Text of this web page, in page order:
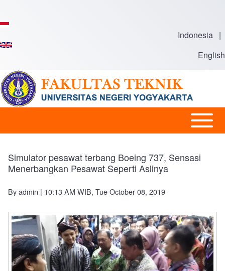
Indonesia |
English
navigation
Open or
Close
Main
Simulator pesawat terbang Boeing 737, Sensasi
Menerbangkan Pesawat Seperti Aslinya
Byadmin | 10:13 AM WIB, Tue October 08, 2019